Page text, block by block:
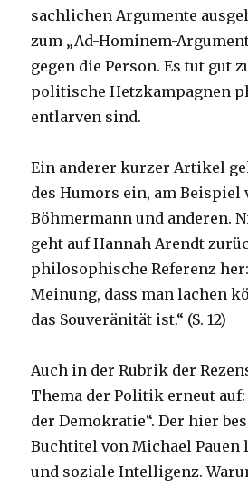
sachlichen Argumente
zum „Ad-Hominem-
gegen die Person. Es tut gut
politische Hetzkampagnen
entlarven sind.
Ein anderer kurzer Artikel
des Humors ein, am Beispiel
Böhmermann und anderen.
geht auf Hannah Arendt
philosophische Referenz
Meinung, dass man lachen
das Souveränität ist.“ (S. 12)
Auch in der Rubrik der
Thema der Politik erneut
der Demokratie“. Der hier
Buchtitel von Michael Pauen
und soziale Intelligenz.